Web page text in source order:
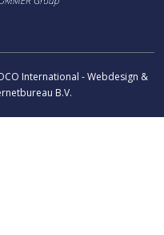
International - Webdesign &
B.V.